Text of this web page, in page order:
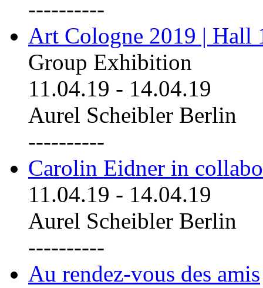
----------
Art Cologne 2019 | Hall
Group Exhibition
11.04.19 - 14.04.19
Aurel Scheibler Berlin
----------
Carolin Eidner in
11.04.19 - 14.04.19
Aurel Scheibler Berlin
----------
Au rendez-vous des amis